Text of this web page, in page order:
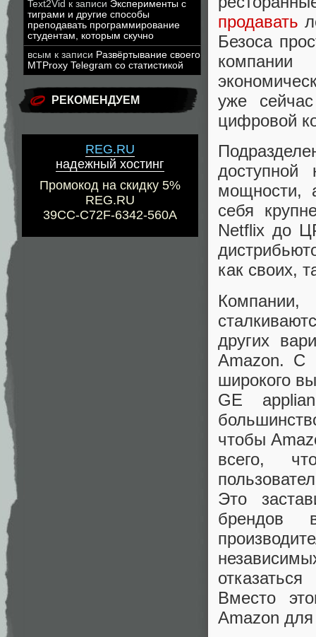
Text2Vid к записи Эксперименты с
тиграми и другие способы
преподавать программирование
студентам, которым скучно
всым к записи Развёртывание своего
MTProxy Telegram со статистикой
РЕКОМЕНДУЕМ
REG.RU
надежный хостинг
Промокод на скидку 5%
REG.RU
39CC-C72F-6342-560A
продавать
Безоса
уже
цифровой
доступной
мощности,
себя
Netflix до
как своих,
других
Amazon. С
широкого
GE
чтобы
всего,
Это
брендов
Вместо
Amazon